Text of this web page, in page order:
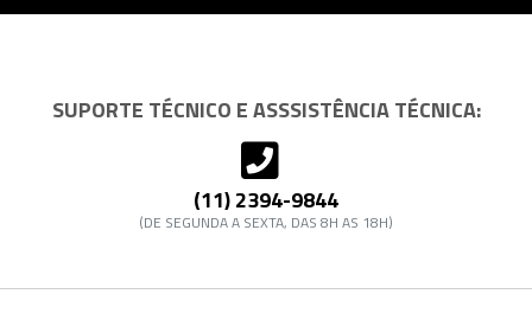
SUPORTE TÉCNICO E ASSSISTÊNCIA TÉCNICA:
(11) 2394-9844
(DE SEGUNDA A SEXTA, DAS 8H AS 18H)